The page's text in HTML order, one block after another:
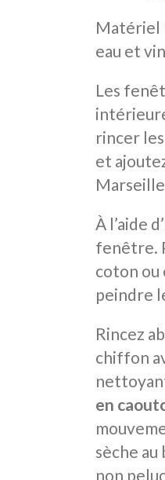
Matériel
eau et
Les
rincer
et
À l’aide
fenêtre.
coton ou
peindre
Rincez
chiffon
en
sèche
non